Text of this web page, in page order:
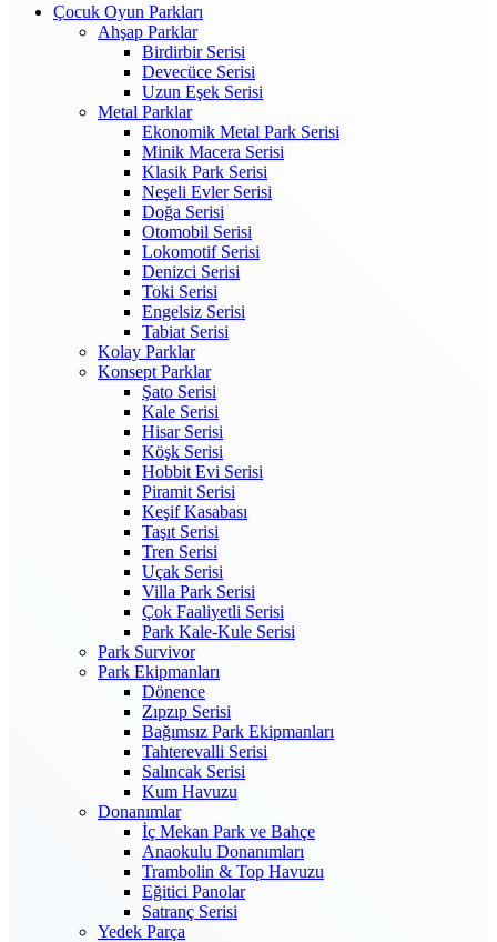
Çocuk Oyun Parkları
Ahşap Parklar
Birdirbir Serisi
Devecüce Serisi
Uzun Eşek Serisi
Metal Parklar
Ekonomik Metal Park Serisi
Minik Macera Serisi
Klasik Park Serisi
Neşeli Evler Serisi
Doğa Serisi
Otomobil Serisi
Lokomotif Serisi
Denizci Serisi
Toki Serisi
Engelsiz Serisi
Tabiat Serisi
Kolay Parklar
Konsept Parklar
Şato Serisi
Kale Serisi
Hisar Serisi
Köşk Serisi
Hobbit Evi Serisi
Piramit Serisi
Keşif Kasabası
Taşıt Serisi
Tren Serisi
Uçak Serisi
Villa Park Serisi
Çok Faaliyetli Serisi
Park Kale-Kule Serisi
Park Survivor
Park Ekipmanları
Dönence
Zıpzıp Serisi
Bağımsız Park Ekipmanları
Tahterevalli Serisi
Salıncak Serisi
Kum Havuzu
Donanımlar
İç Mekan Park ve Bahçe
Anaokulu Donanımları
Trambolin & Top Havuzu
Eğitici Panolar
Satranç Serisi
Yedek Parça